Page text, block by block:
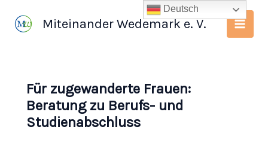
Inhalt
Miteinander Wedemark e. V.
Für zugewanderte Frauen:
Beratung zu Berufs- und
Studienabschluss
Deutsch